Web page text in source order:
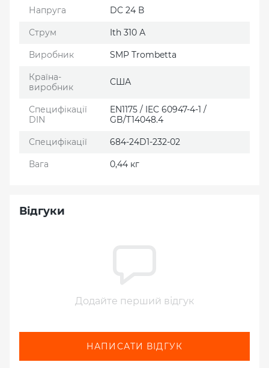
Напруга DC 24 В
Струм Ith 310 А
Виробник SMP Trombetta
Країна-
виробник
США
Специфікації
DIN
EN1175 / IEC 60947-4-1 /
GB/T14048.4
Специфікації 684-24D1-232-02
Вага 0,44 кг
Відгуки
Додайте перший відгук
НАПИСАТИ ВІДГУК